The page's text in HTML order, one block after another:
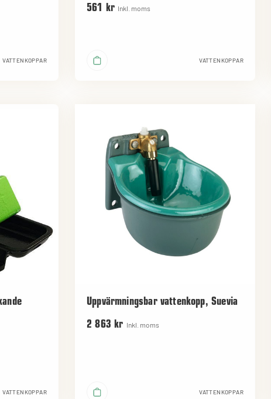
VATTENKOPPAR
561 kr Inkl. moms
VATTENKOPPAR
VATTENKOPPAR
Uppvärmningsbar vattenkopp, Suevia
2 863 kr Inkl. moms
VATTENKOPPAR